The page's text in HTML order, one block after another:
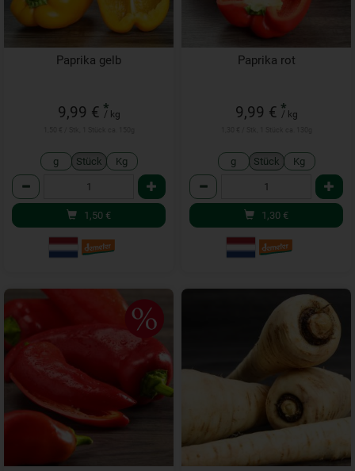
Paprika gelb
9,99 € *
/ kg
g Stück Kg
Anzahl
1,50 €
Paprika rot
9,99 € *
/ kg
g Stück Kg
Anzahl
1,30 €